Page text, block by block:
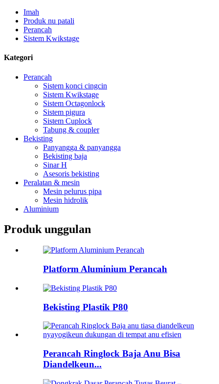
Imah
Produk nu patali
Perancah
Sistem Kwikstage
Kategori
Perancah
Sistem konci cingcin
Sistem Kwikstage
Sistem Octagonlock
Sistem pigura
Sistem Cuplock
Tabung & coupler
Bekisting
Panyangga & panyangga
Bekisting baja
Sinar H
Asesoris bekisting
Peralatan & mesin
Mesin pelurus pipa
Mesin hidrolik
Aluminium
Produk unggulan
Platform Aluminium Perancah
Bekisting Plastik P80
Perancah Ringlock Baja Anu Bisa
Diandelkeun...